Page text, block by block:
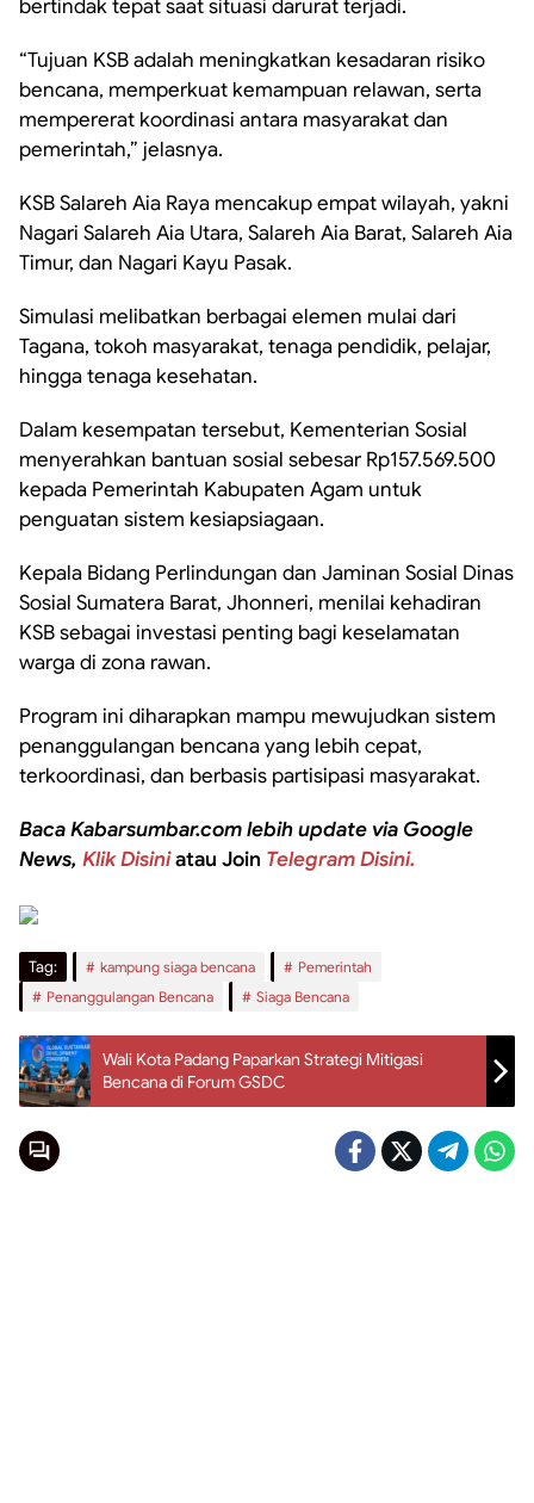
bertindak tepat saat situasi darurat terjadi.
“Tujuan KSB adalah meningkatkan kesadaran risiko
bencana, memperkuat kemampuan relawan, serta
mempererat koordinasi antara masyarakat dan
pemerintah,” jelasnya.
KSB Salareh Aia Raya mencakup empat wilayah, yakni
Nagari Salareh Aia Utara, Salareh Aia Barat, Salareh Aia
Timur, dan Nagari Kayu Pasak.
Simulasi melibatkan berbagai elemen mulai dari
Tagana, tokoh masyarakat, tenaga pendidik, pelajar,
hingga tenaga kesehatan.
Dalam kesempatan tersebut, Kementerian Sosial
menyerahkan bantuan sosial sebesar Rp157.569.500
kepada Pemerintah Kabupaten Agam untuk
penguatan sistem kesiapsiagaan.
Kepala Bidang Perlindungan dan Jaminan Sosial Dinas
Sosial Sumatera Barat, Jhonneri, menilai kehadiran
KSB sebagai investasi penting bagi keselamatan
warga di zona rawan.
Program ini diharapkan mampu mewujudkan sistem
penanggulangan bencana yang lebih cepat,
terkoordinasi, dan berbasis partisipasi masyarakat.
Baca Kabarsumbar.com lebih update via Google
News, Klik Disiniatau Join Telegram Disini.
Tag: kampung siaga bencana
Pemerintah
Penanggulangan Bencana
Siaga Bencana
Wali Kota Padang Paparkan Strategi Mitigasi
Bencana di Forum GSDC